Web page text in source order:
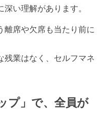
い理解があります。
離席や欠席も当たり前に
残業はなく、セルフマネ
プ」で、全員が